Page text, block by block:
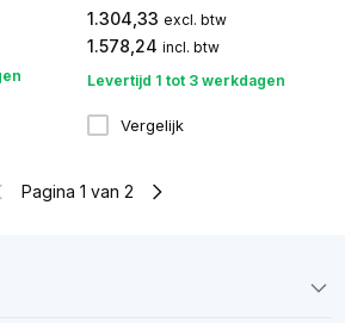
1.304,33 excl. btw
1.578,24 incl. btw
Levertijd 1 tot 3 werkdagen
Vergelijk
Pagina 1 van 2